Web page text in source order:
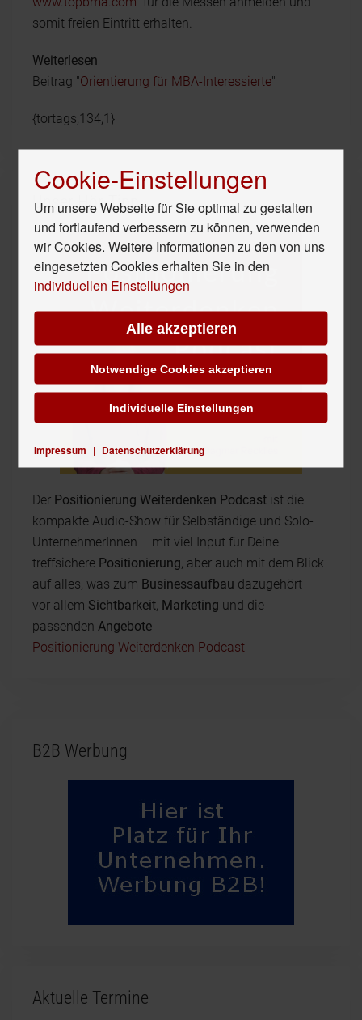
somit freien Eintritt erhalten.
Weiterlesen
Beitrag "Orientierung für MBA-Interessierte"
{tortags,134,1}
Unser Hör-Tipp
Der Positionierung Weiterdenken Podcast ist die
kompakte Audio-Show für Selbständige und Solo-
UnternehmerInnen – mit viel Input für Deine
treffsichere Positionierung , aber auch mit dem Blick
auf alles, was zum Businessaufbau dazugehört –
vor allem Sichtbarkeit Marketing und die
passenden Angebote
Positionierung Weiterdenken Podcast
B2B Werbung
Aktuelle Termine
Cookie-Einstellungen
Um unsere Webseite für Sie optimal zu gestalten
und fortlaufend verbessern zu können, verwenden
wir Cookies. Weitere Informationen zu den von uns
eingesetzten Cookies erhalten Sie in den
individuellen Einstellungen
Alle akzeptieren
Notwendige Cookies akzeptieren
Impressum | Datenschutzerklärung
Individuelle Einstellungen